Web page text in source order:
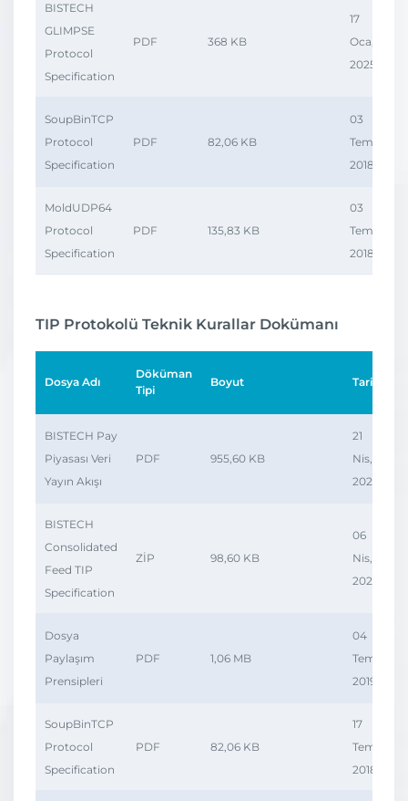
BISTECH
GLIMPSE
Protocol
Specification
PDF 368 KB
17
Oca,
2025
SoupBinTCP
Protocol
Specification
PDF 82,06 KB
03
Tem,
2018
MoldUDP64
Protocol
Specification
PDF 135,83 KB
03
Tem,
2018
TIP Protokolü Teknik Kurallar Dokümanı
Dosya Adı
Döküman
Tipi
Boyut Tarih
BISTECH Pay
Piyasası Veri
Yayın Akışı
PDF 955,60 KB
21
Nis,
2026
BISTECH
Consolidated
Feed TIP
Specification
ZİP 98,60 KB
06
Nis,
2026
Dosya
Paylaşım
Prensipleri
PDF 1,06 MB
04
Tem,
2019
SoupBinTCP
Protocol
Specification
PDF 82,06 KB
17
Tem,
2018